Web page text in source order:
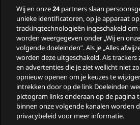
© 2026
Wij en onze24partners slaan
unieke identificatoren, op je apparaat
trackingtechnologieën ingeschakeld
worden weergegeven onder „Wij en
volgende doeleinden”. Als je „Alles
worden deze uitgeschakeld. Als
en advertenties die je ziet wellicht niet
opnieuw openen om je keuzes te
intrekken door op de link Doeleinden
pictogram links onderaan op de pagina
binnen onze volgende kanalen worden
privacybeleid voor meer informatie.